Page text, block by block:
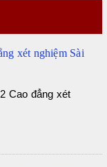
Cao đẳng xét